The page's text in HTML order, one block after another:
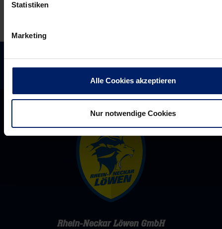
Statistiken
Marketing
Alle Cookies akzeptieren
Nur notwendige Cookies
Rhein-Neckar Löwen GmbH